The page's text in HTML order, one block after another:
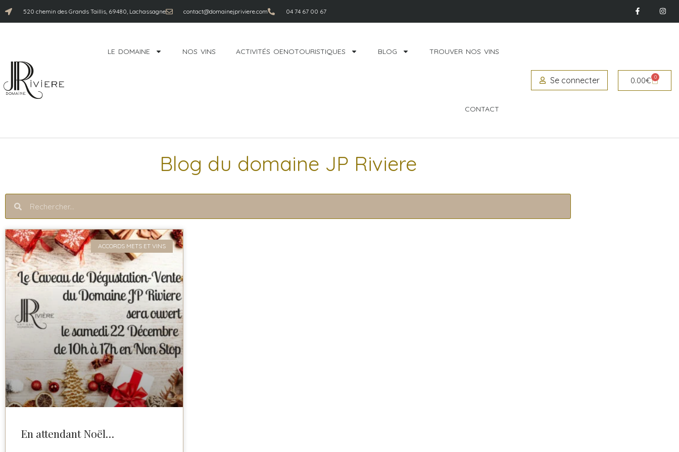
520 chemin des Grands Taillis, 69480, Lachassagne contact@domainejpriviere.com 04 74 67 00 67
LE DOMAINE NOS VINS ACTIVITÉS OENOTOURISTIQUES BLOG TROUVER NOS VINS
CONTACT
Se connecter 0.00€ 0
Blog du domaine JP Riviere
ACCORDS METS ET VINS
En attendant Noël…